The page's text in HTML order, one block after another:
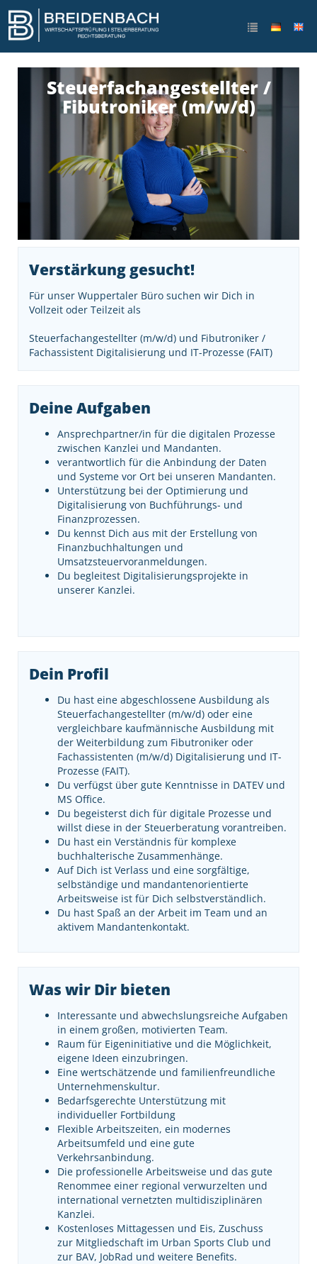
Steuerfachangestellter /
Fibutroniker (m/w/d)
Verstärkung gesucht!
Für unser Wuppertaler Büro suchen wir Dich in
Vollzeit oder Teilzeit als
Steuerfachangestellter (m/w/d) und Fibutroniker /
Fachassistent Digitalisierung und IT-Prozesse (FAIT)
Deine Aufgaben
Ansprechpartner/in für die digitalen Prozesse
zwischen Kanzlei und Mandanten.
verantwortlich für die Anbindung der Daten
und Systeme vor Ort bei unseren Mandanten.
Unterstützung bei der Optimierung und
Digitalisierung von Buchführungs- und
Finanzprozessen.
Du kennst Dich aus mit der Erstellung von
Finanzbuchhaltungen und
Umsatzsteuervoranmeldungen.
Du begleitest Digitalisierungsprojekte in
unserer Kanzlei.
Dein Profil
Du hast eine abgeschlossene Ausbildung als
Steuerfachangestellter (m/w/d) oder eine
vergleichbare kaufmännische Ausbildung mit
der Weiterbildung zum Fibutroniker oder
Fachassistenten (m/w/d) Digitalisierung und IT-
Prozesse (FAIT).
Du verfügst über gute Kenntnisse in DATEV und
MS Office.
Du begeisterst dich für digitale Prozesse und
willst diese in der Steuerberatung vorantreiben.
Du hast ein Verständnis für komplexe
buchhalterische Zusammenhänge.
Auf Dich ist Verlass und eine sorgfältige,
selbständige und mandantenorientierte
Arbeitsweise ist für Dich selbstverständlich.
Du hast Spaß an der Arbeit im Team und an
aktivem Mandantenkontakt.
Was wir Dir bieten
Interessante und abwechslungsreiche Aufgaben
in einem großen, motivierten Team.
Raum für Eigeninitiative und die Möglichkeit,
eigene Ideen einzubringen.
Eine wertschätzende und familienfreundliche
Unternehmenskultur.
Bedarfsgerechte Unterstützung mit
individueller Fortbildung
Flexible Arbeitszeiten, ein modernes
Arbeitsumfeld und eine gute
Verkehrsanbindung.
Die professionelle Arbeitsweise und das gute
Renommee einer regional verwurzelten und
international vernetzten multidisziplinären
Kanzlei.
Kostenloses Mittagessen und Eis, Zuschuss
zur Mitgliedschaft im Urban Sports Club und
zur BAV, JobRad und weitere Benefits.